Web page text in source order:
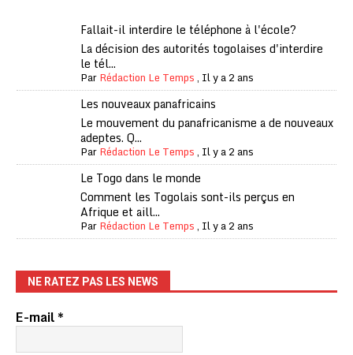
Fallait-il interdire le téléphone à l'école?
La décision des autorités togolaises d'interdire
le tél...
ParRédaction Le Temps, Il y a 2 ans
Les nouveaux panafricains
Le mouvement du panafricanisme a de nouveaux
adeptes. Q...
ParRédaction Le Temps, Il y a 2 ans
Le Togo dans le monde
Comment les Togolais sont-ils perçus en
Afrique et aill...
ParRédaction Le Temps, Il y a 2 ans
NE RATEZ PAS LES NEWS
E-mail*